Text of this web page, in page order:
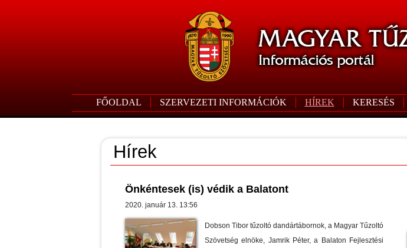
FŐOLDAL SZERVEZETI INFORMÁCIÓK HÍREK KERESÉS
Hírek
Önkéntesek (is) védik a Balatont
2020. január 13. 13:56
Dobson Tibor tűzoltó dandártábornok, a Magyar Tűzoltó
Szövetség elnöke, Jamrik Péter, a Balaton Fejlesztési